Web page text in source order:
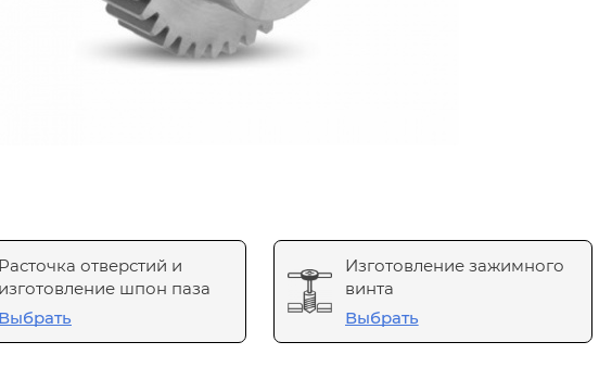
Расточка отверстий и
изготовление шпон паза
Выбрать
Изготовление зажимного
винта
Выбрать